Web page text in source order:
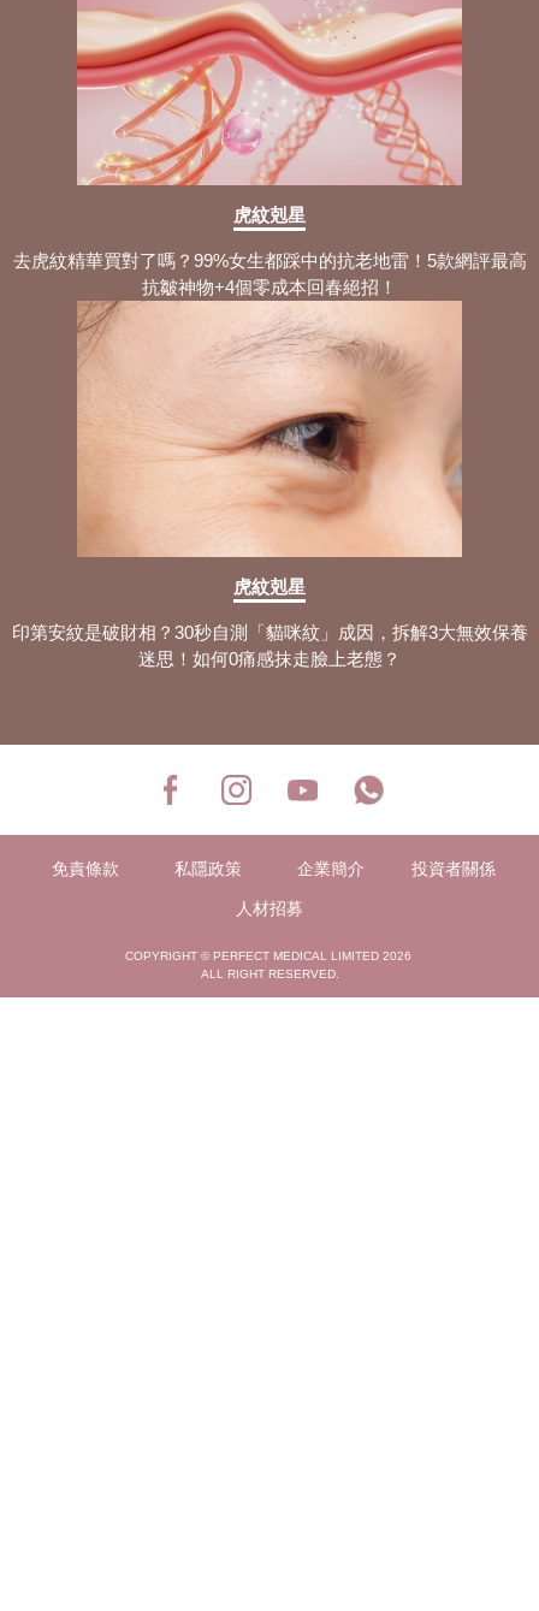
虎紋剋星
去虎紋精華買對了嗎？99%女生都踩中的抗老地雷！5款網評最高
抗皺神物+4個零成本回春絕招！
虎紋剋星
印第安紋是破財相？30秒自測「貓咪紋」成因，拆解3大無效保養
迷思！如何0痛感抹走臉上老態？
免責條款 私隱政策 企業簡介 投資者關係
人材招募
COPYRIGHT © PERFECT MEDICAL LIMITED 2026
ALL RIGHT RESERVED.